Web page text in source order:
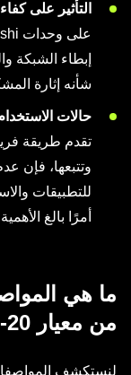
التأثير على
إبطاء الشبكة
شأنه إثارة
حالات
وتتبعها، فإن
للتطبيقات
أمرًا بالغ
ما هي
من معيار SRC-20؟